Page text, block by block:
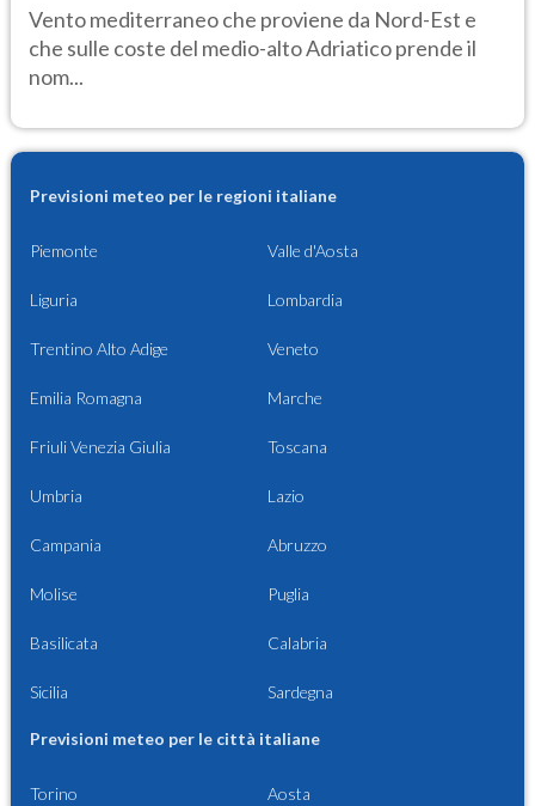
Vento mediterraneo che proviene da Nord-Est e
che sulle coste del medio-alto Adriatico prende il
nom...
Previsioni meteo per le regioni italiane
Piemonte Valle d'Aosta
Liguria Lombardia
Trentino Alto Adige Veneto
Emilia Romagna Marche
Friuli Venezia Giulia Toscana
Umbria Lazio
Campania Abruzzo
Molise Puglia
Basilicata Calabria
Sicilia Sardegna
Previsioni meteo per le città italiane
Torino Aosta